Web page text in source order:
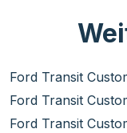
Ford Transit
Ford Transit
Ford Transit